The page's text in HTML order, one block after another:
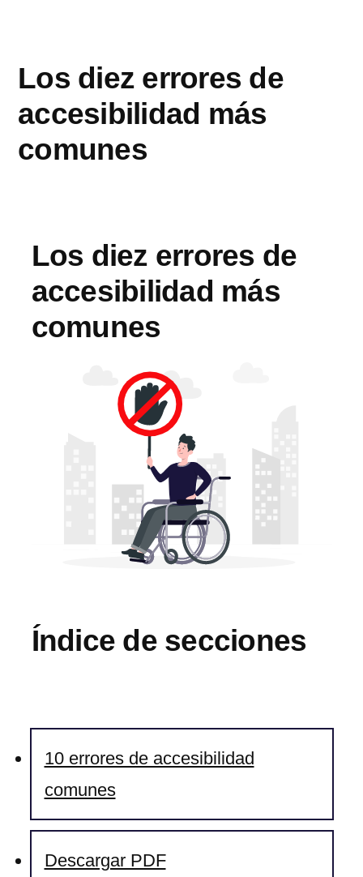
Los diez errores de
accesibilidad más
comunes
Los diez errores de
accesibilidad más
comunes
Índice de secciones
10 errores de accesibilidad
comunes
Descargar PDF